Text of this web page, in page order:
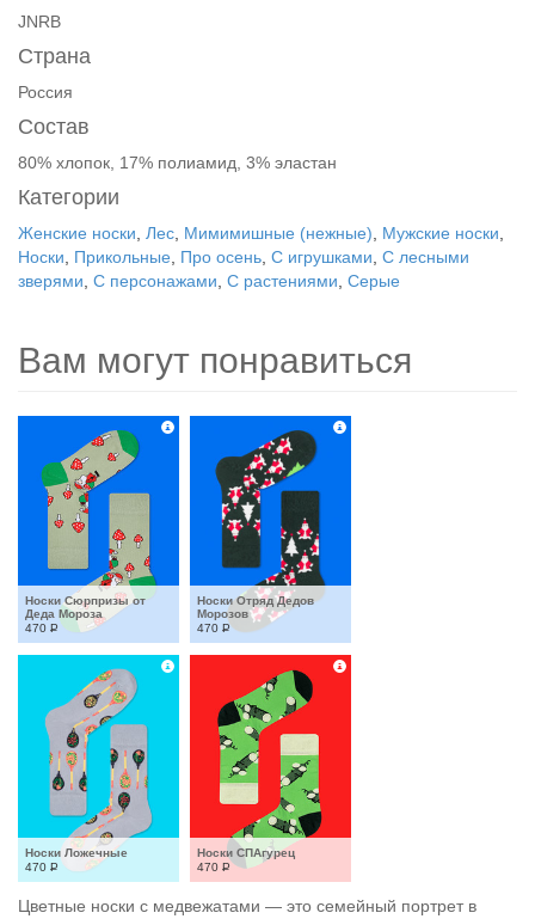
JNRB
Страна
Россия
Состав
80% хлопок, 17% полиамид, 3% эластан
Категории
Женские носки Лес Мимимишные (нежные) Мужские носки
Носки
Прикольные Про осень С игрушками С лесными
зверями С персонажами С растениями Серые
Вам могут понравиться
Носки Сюрпризы от
Деда Мороза
470 Р
Носки Отряд Дедов
Морозов
470 Р
Носки Ложечные
470 Р
Носки СПАгурец
470 Р
Цветные носки с медвежатами — это семейный портрет в